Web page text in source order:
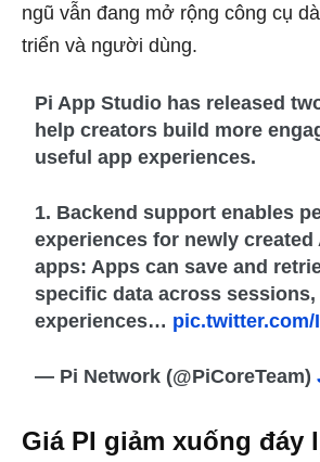
ngũ vẫn đang mở rộng công cụ
triển và người dùng.
Pi App Studio has released
help creators build more
useful app experiences.
1. Backend support enables
experiences for newly created
apps: Apps can save and
specific data across sessions,
experiences… pic.twitter.com/
— Pi Network (@PiCoreTeam)
Giá PI giảm xuống đáy